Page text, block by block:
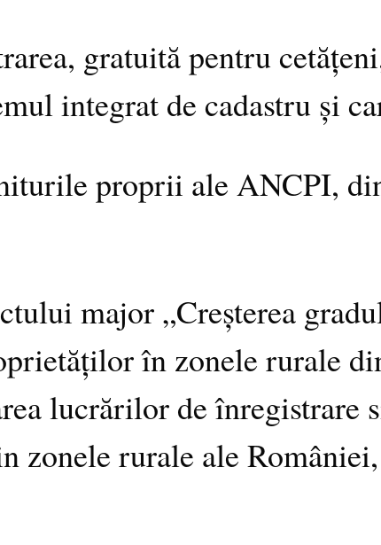
gratuită pentru
integrat de cadastru și
proprii ale ANCPI,
major „Creșterea
în zonele rurale
lucrărilor de înregistrare
zonele rurale ale